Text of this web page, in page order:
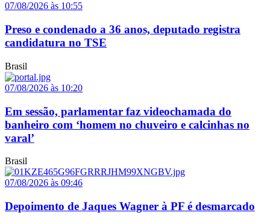
07/08/2026 às 10:55
Preso e condenado a 36 anos, deputado registra
candidatura no TSE
Brasil
07/08/2026 às 10:20
Em sessão, parlamentar faz videochamada do
banheiro com ‘homem no chuveiro e calcinhas no
varal’
Brasil
07/08/2026 às 09:46
Depoimento de Jaques Wagner à PF é desmarcado